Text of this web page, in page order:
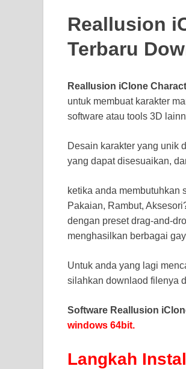
Reallusion
Terbaru
Reallusion iClone
untuk membuat karakter
software atau tools 3D
Desain karakter yang unik
yang dapat disesuaikan,
ketika anda membutuhkan
Pakaian, Rambut,
dengan preset drag-and-
menghasilkan berbagai
Untuk anda yang lagi
silahkan downlaod filenya
Software Reallusion
windows 64bit.
Langkah